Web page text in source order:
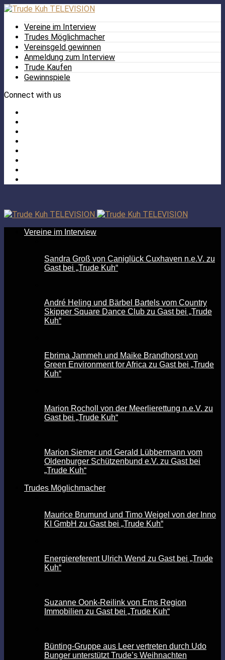
Vereine im Interview
Trudes Möglichmacher
Vereinsgeld gewinnen
Anmeldung zum Interview
Trude Kaufen
Gewinnspiele
Connect with us
Vereine im Interview
Sandra Groß von Caniglück Cuxhaven n.e.V. zu
Gast bei „Trude Kuh“
André Heling und Bärbel Bartels vom Country
Skipper Square Dance Club zu Gast bei „Trude
Kuh“
Ebrima Jammeh und Maike Brandhorst von
Green Environment for Africa zu Gast bei „Trude
Kuh“
Marion Rocholl von der Meerlierettung n.e.V. zu
Gast bei „Trude Kuh“
Marion Siemer und Gerald Lübbermann vom
Oldenburger Schützenbund e.V. zu Gast bei
„Trude Kuh“
Trudes Möglichmacher
Maurice Brumund und Timo Weigel von der Inno
KI GmbH zu Gast bei „Trude Kuh“
Energiereferent Ulrich Wend zu Gast bei „Trude
Kuh“
Suzanne Oonk-Reilink von Ems Region
Immobilien zu Gast bei „Trude Kuh“
Bünting-Gruppe aus Leer vertreten durch Udo
Bunger unterstützt Trude’s Weihnachten